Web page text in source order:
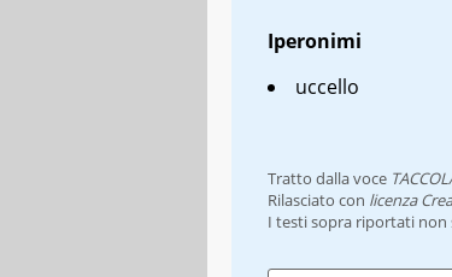
Iperonimi
uccello
Tratto dalla voce
Rilasciato con licenza
I testi sopra riportati non